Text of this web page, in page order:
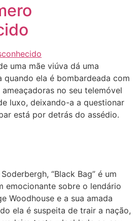
uma mãe viúva dá uma
quando ela é bombardeada com
ameaçadoras no seu telemóvel
luxo, deixando-a a questionar
está por detrás do assédio.
“Black Bag” é um
emocionante sobre o lendário
Woodhouse e a sua amada
ela é suspeita de trair a nação,